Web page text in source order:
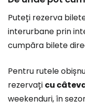
Puteți rezerva
interurbane prin
cumpăra bilete
Pentru rutele
rezervați cu
weekenduri, în